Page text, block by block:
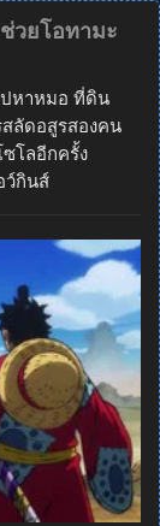
วยโอทามะ
ปหาหมอ ที่ดิน
ลัดอสูรสองคน
โลอีกครั้ง
ว์กินส์